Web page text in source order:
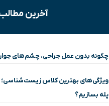
آخرین
چگونه بدون عمل جراحی، چشم‌های
ویژگی‌های بهترین کلاس زیست‌شناسی؛
پله بسازیم؟